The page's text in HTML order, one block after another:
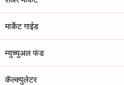
मार्केट गाईड
म्युच्युअल फंड
कॅल्क्युलेटर